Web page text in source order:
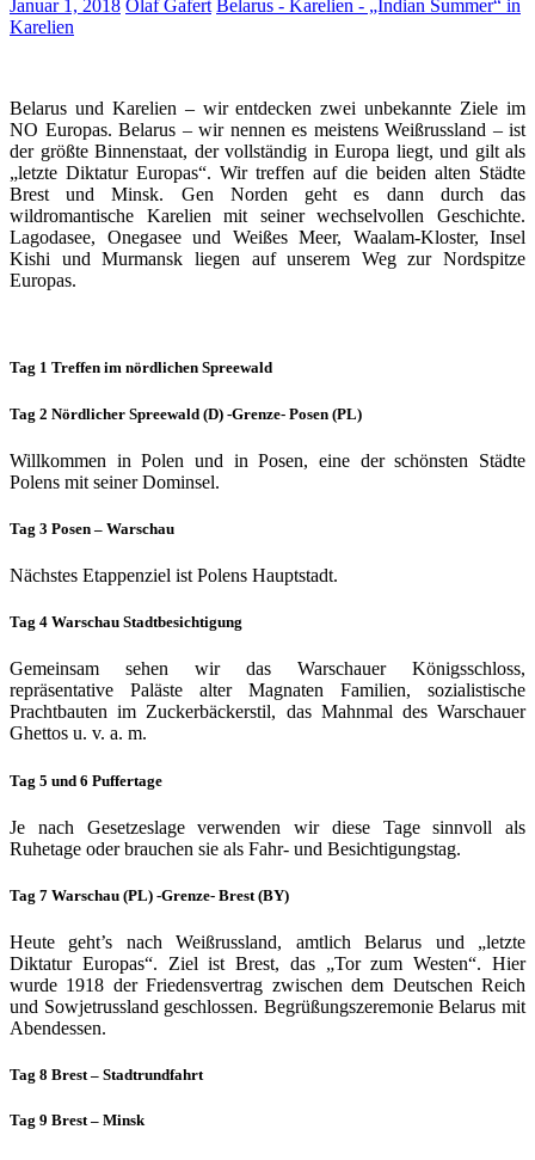
Januar 1, 2018 Olaf Gafert Belarus - Karelien - „Indian Summer“ in
Karelien
Belarus und Karelien – wir entdecken zwei unbekannte Ziele im
NO Europas. Belarus – wir nennen es meistens Weißrussland – ist
der größte Binnenstaat, der vollständig in Europa liegt, und gilt als
„letzte Diktatur Europas“. Wir treffen auf die beiden alten Städte
Brest und Minsk. Gen Norden geht es dann durch das
wildromantische Karelien mit seiner wechselvollen Geschichte.
Lagodasee, Onegasee und Weißes Meer, Waalam-Kloster, Insel
Kishi und Murmansk liegen auf unserem Weg zur Nordspitze
Europas.
Tag 1 Treffen im nördlichen Spreewald
Tag 2 Nördlicher Spreewald (D) -Grenze- Posen (PL)
Willkommen in Polen und in Posen, eine der schönsten Städte
Polens mit seiner Dominsel.
Tag 3 Posen – Warschau
Nächstes Etappenziel ist Polens Hauptstadt.
Tag 4 Warschau Stadtbesichtigung
Gemeinsam sehen wir das Warschauer Königsschloss,
repräsentative Paläste alter Magnaten Familien, sozialistische
Prachtbauten im Zuckerbäckerstil, das Mahnmal des Warschauer
Ghettos u. v. a. m.
Tag 5 und 6 Puffertage
Je nach Gesetzeslage verwenden wir diese Tage sinnvoll als
Ruhetage oder brauchen sie als Fahr- und Besichtigungstag.
Tag 7 Warschau (PL) -Grenze- Brest (BY)
Heute geht’s nach Weißrussland, amtlich Belarus und „letzte
Diktatur Europas“. Ziel ist Brest, das „Tor zum Westen“. Hier
wurde 1918 der Friedensvertrag zwischen dem Deutschen Reich
und Sowjetrussland geschlossen. Begrüßungszeremonie Belarus mit
Abendessen.
Tag 8 Brest – Stadtrundfahrt
Tag 9 Brest – Minsk